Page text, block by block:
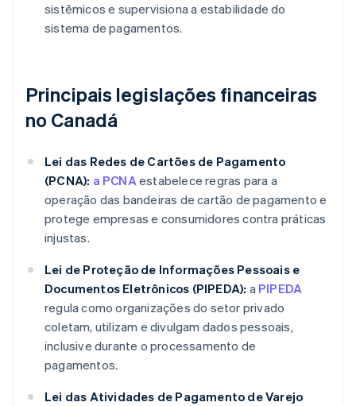
sistêmicos e supervisiona a estabilidade do
sistema de pagamentos.
Principais legislações financeiras
no Canadá
Lei das Redes de Cartões de Pagamento
(PCNA): a PCNAestabelece regras para a
operação das bandeiras de cartão de pagamento e
protege empresas e consumidores contra práticas
injustas.
Lei de Proteção de Informações Pessoais e
Documentos Eletrônicos (PIPEDA): a PIPEDA
regula como organizações do setor privado
coletam, utilizam e divulgam dados pessoais,
inclusive durante o processamento de
pagamentos.
Lei das Atividades de Pagamento de Varejo